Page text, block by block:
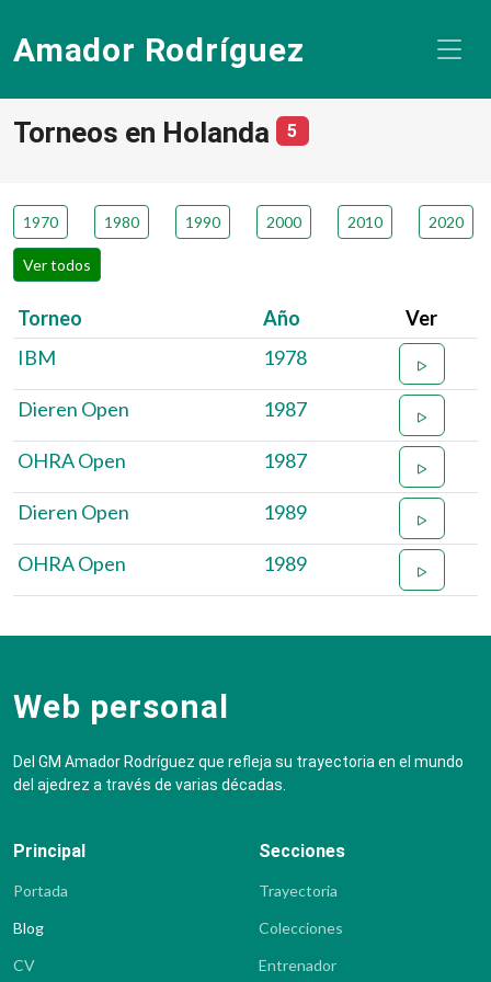
Amador Rodríguez
Torneos en Holanda 5número de torneos
1970 1980 1990 2000 2010 2020
Ver todos
Torneo Año
Ver
IBM
1978
Dieren Open 1987
OHRA Open 1987
Dieren Open 1989
OHRA Open 1989
Web personal
Del GM Amador Rodríguez que refleja su trayectoria en el mundo
del ajedrez a través de varias décadas.
Principal
Portada
Blog
CV
Secciones
Trayectoria
Colecciones
Entrenador